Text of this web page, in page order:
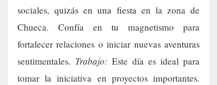
sociales, quizás en una fiesta en la zona de
Chueca. Confía en tu magnetismo para
fortalecer relaciones o iniciar nuevas aventuras
sentimentales. Trabajo: Este día es ideal para
tomar la iniciativa en proyectos importantes.